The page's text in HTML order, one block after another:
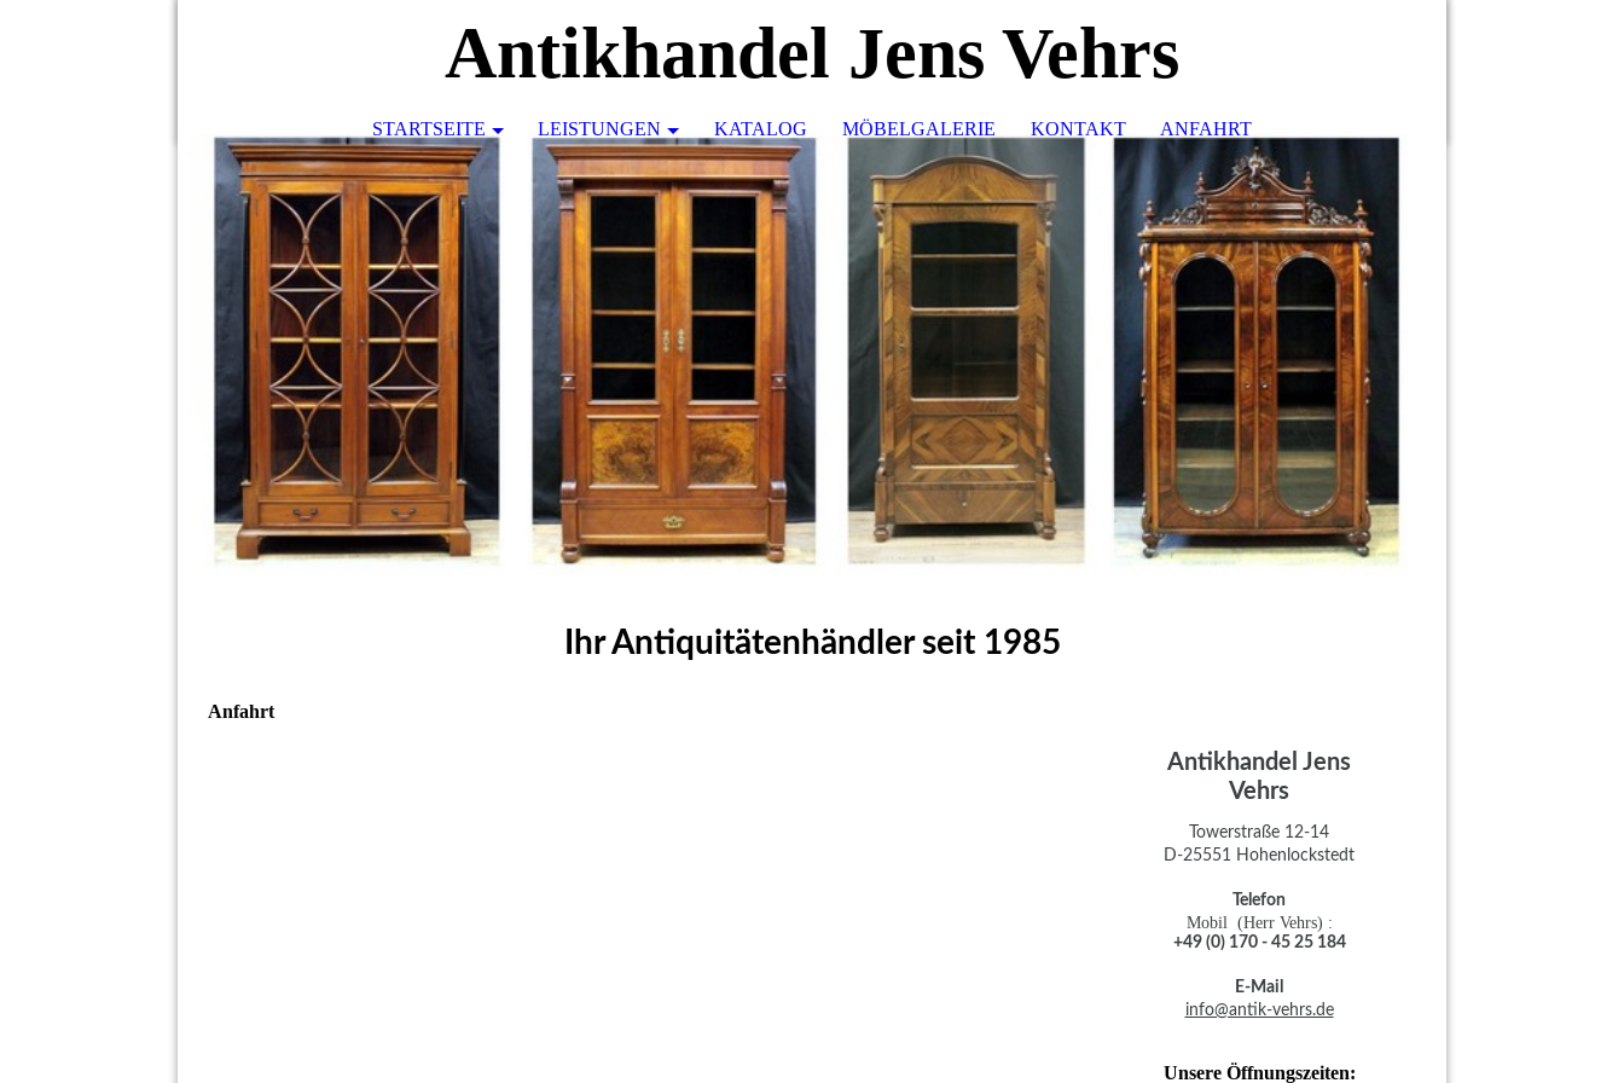
Antikhandel Jens Vehrs
STARTSEITE LEISTUNGEN KATALOG MÖBELGALERIE KONTAKT ANFAHRT
Ihr Antiquitätenhändler seit 1985
Anfahrt
Antikhandel Jens
Vehrs
Towerstraße 12-14
D-25551 Hohenlockstedt
Telefon
Mobil (Herr Vehrs) :
+49 (0) 170 - 45 25 184
E-Mail
info@antik-vehrs.de
Unsere Öffnungszeiten: